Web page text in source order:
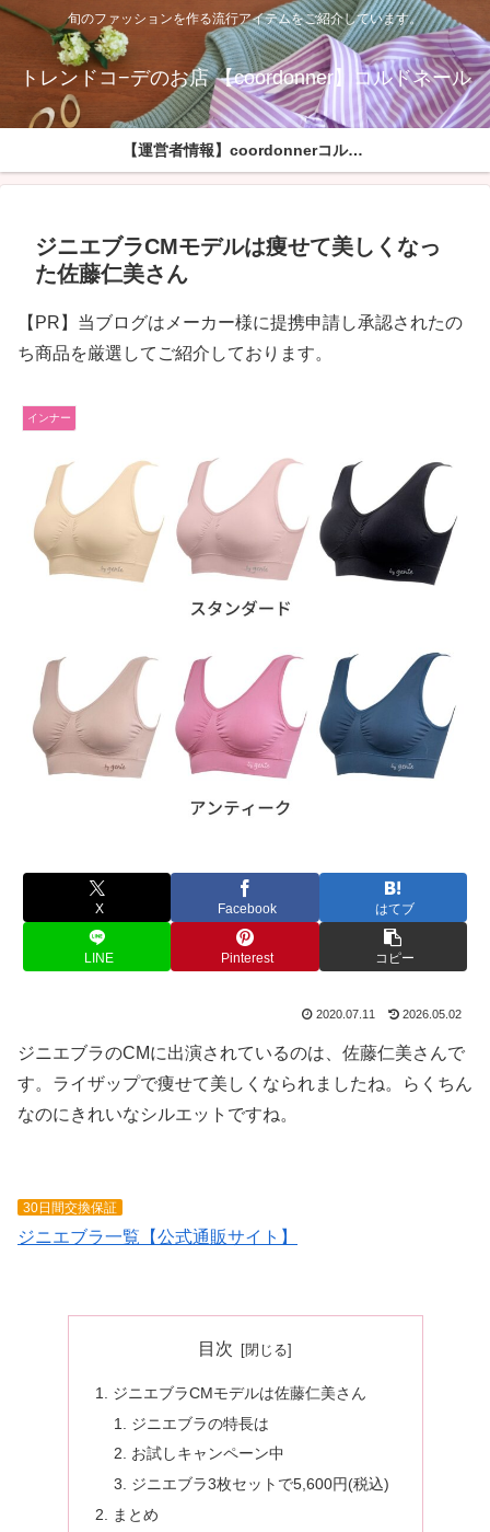
旬のファッションを作る流行アイテムをご紹介しています。
トレンドコ−デのお店 【coordonner】コルドネール
【運営者情報】coordonnerコルドネールへようこそ
ジニエブラCMモデルは痩せて美しくなっ
た佐藤仁美さん
【PR】当ブログはメーカー様に提携申請し承認されたの
ち商品を厳選してご紹介しております。
インナー
X Facebook はてブ
LINE Pinterest コピー
2020.07.11 2026.05.02
ジニエブラのCMに出演されているのは、佐藤仁美さんで
す。ライザップで痩せて美しくなられましたね。らくちん
なのにきれいなシルエットですね。
30日間交換保証
ジニエブラ一覧【公式通販サイト】
目次
ジニエブラCMモデルは佐藤仁美さん
ジニエブラの特長は
お試しキャンペーン中
ジニエブラ3枚セットで5,600円(税込)
まとめ